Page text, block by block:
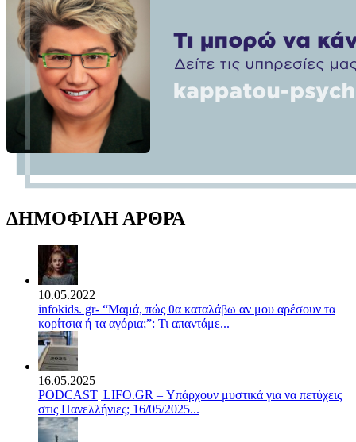
ΔΗΜΟΦΙΛΗ ΑΡΘΡΑ
10.05.2022
infokids. gr- “Μαμά, πώς θα καταλάβω αν μου αρέσουν τα
κορίτσια ή τα αγόρια;”: Τι απαντάμε...
16.05.2025
PODCAST| LIFO.GR – Υπάρχουν μυστικά για να πετύχεις
στις Πανελλήνιες; 16/05/2025...